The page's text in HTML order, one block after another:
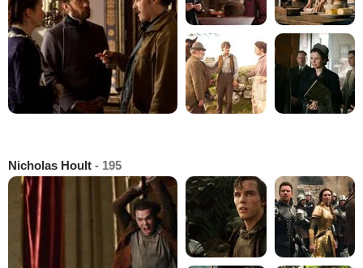
Nicholas Hoult - 195